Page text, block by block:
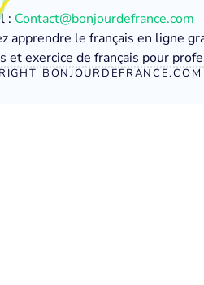
: Contact@bonjourdefrance.com
apprendre le français en ligne
et exercice de français pour